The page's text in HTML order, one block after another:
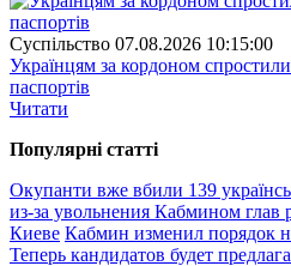
Суспiльство 07.08.2026 10:15:00
Українцям за кордоном
паспортів
Читати
Популярнi статтi
Окупанти вже вбили 139
из-за увольнения Кабмином глав
Киеве Кабмин изменил порядок
Теперь кандидатов будет